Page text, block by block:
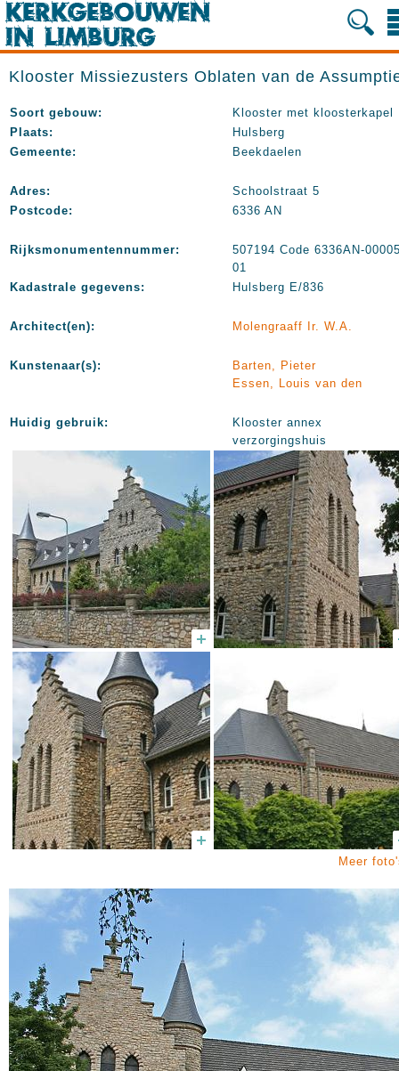
Klooster Missiezusters Oblaten van de
Soort gebouw:
Klooster met kloosterkapel
Plaats:
Hulsberg
Gemeente:
Beekdaelen
Adres:
Schoolstraat 5
Postcode:
6336 AN
Rijksmonumentennummer:
507194 Code 6336AN-
01
Kadastrale gegevens:
Hulsberg E/836
Architect(en): Molengraaff Ir. W.A.
Kunstenaar(s):
Barten, Pieter
Essen, Louis van den
Huidig gebruik:
Klooster annex
verzorgingshuis
Meer